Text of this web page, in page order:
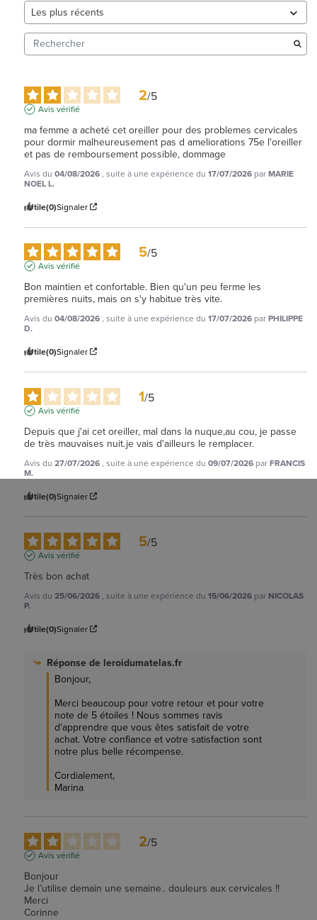
2/5
Avis vérifié
ma femme a acheté cet oreiller pour des problemes cervicales
pour dormir malheureusement pas d ameliorations 75e l'oreiller
et pas de remboursement possible, dommage
Avis du 04/08/2026, suite à une expérience du 17/07/2026 parMARIE
NOEL L.
Utile(0)Signaler
5/5
Avis vérifié
Bon maintien et confortable. Bien qu'un peu ferme les
premières nuits, mais on s'y habitue très vite.
Avis du 04/08/2026, suite à une expérience du 17/07/2026 parPHILIPPE
D.
Utile(0)Signaler
1/5
Avis vérifié
Depuis que j'ai cet oreiller, mal dans la nuque,au cou, je passe
de très mauvaises nuit.je vais d'ailleurs le remplacer.
Avis du 27/07/2026, suite à une expérience du 09/07/2026 parFRANCIS
M.
Utile(0)Signaler
5/5
Avis vérifié
Très bon achat
Avis du 25/06/2026 , suite à une expérience du 15/06/2026 par NICOLAS
P.
Utile(0)Signaler
Réponse de leroidumatelas.fr
Bonjour,
Merci beaucoup pour votre retour et pour votre
note de 5 étoiles ! Nous sommes ravis
d'apprendre que vous êtes satisfait de votre
achat. Votre confiance et votre satisfaction sont
notre plus belle récompense.
Cordialement,
Marina
2/5
Avis vérifié
Bonjour
Je l’utilise demain une semaine.. douleurs aux cervicales !!
Merci
Corinne